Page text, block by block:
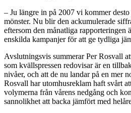
– Ju längre in på 2007 vi kommer
mönster. Nu blir den ackumulerade
eftersom den månatliga rapporteringen
enskilda kampanjer för att ge tydliga
Avslutningsvis summerar Per Rosvall
som kvällspressen redovisar är en
nivåer, och att de nu landar på en mer
Rosvall har utomhusreklam haft svårt
volymerna från vårens nedgång och
sannolikhet att backa jämfört med